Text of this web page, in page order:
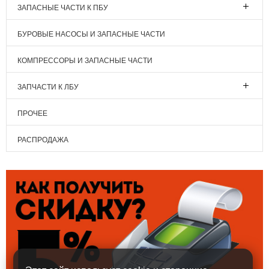
ЗАПАСНЫЕ ЧАСТИ К ПБУ
БУРОВЫЕ НАСОСЫ И ЗАПАСНЫЕ ЧАСТИ
КОМПРЕССОРЫ И ЗАПАСНЫЕ ЧАСТИ
ЗАПЧАСТИ К ЛБУ
ПРОЧЕЕ
РАСПРОДАЖА